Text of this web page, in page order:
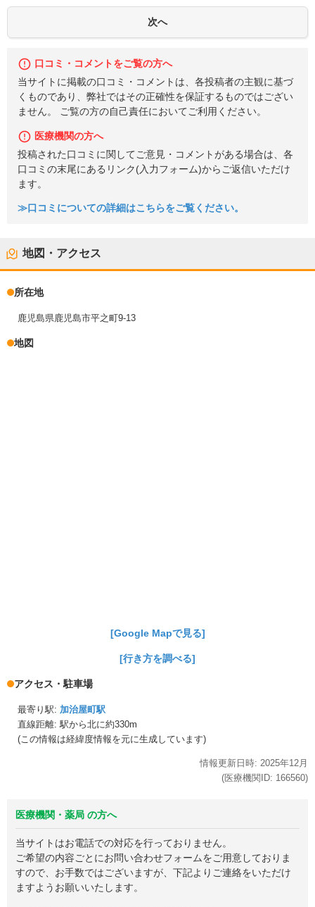
口コミ・コメントをご覧の方へ
当サイトに掲載の口コミ・コメントは、各投稿者の主観に基づ
くものであり、弊社ではその正確性を保証するものではござい
ません。 ご覧の方の自己責任においてご利用ください。
医療機関の方へ
投稿された口コミに関してご意見・コメントがある場合は、各
口コミの末尾にあるリンク(入力フォーム)からご返信いただけ
ます。
≫口コミについての詳細はこちらをご覧ください。
地図・アクセス
所在地
鹿児島県鹿児島市平之町9-13
地図
[Google Mapで見る]
[行き方を調べる]
アクセス・駐車場
最寄り駅: 加治屋町駅
直線距離: 駅から北に約330m
(この情報は経緯度情報を元に生成しています)
情報更新日時: 2025年12月
(医療機関ID: 166560)
医療機関・薬局 の方へ
当サイトはお電話での対応を行っておりません。
ご希望の内容ごとにお問い合わせフォームをご用意しておりま
すので、お手数ではございますが、下記よりご連絡をいただけ
ますようお願いいたします。